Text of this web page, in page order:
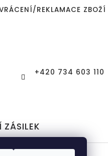
REKLAMACE ZBOŽÍ
+420 734 603 110